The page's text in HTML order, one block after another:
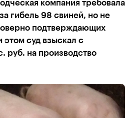
компания требовала
гибель 98 свиней, но не
подтверждающих
этом суд взыскал с
руб. на производство